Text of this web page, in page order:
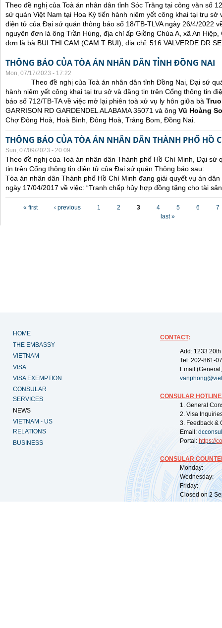
Theo đề nghị của Toà án nhân dân tỉnh Sóc Trăng tại công văn số
sứ quán Việt Nam tại Hoa Kỳ tiến hành niêm yết công khai tại trụ sở
điện tử của Đại sứ quán thông báo số 18/TB-TLVA ngày 26/4/2022
nguyên đơn là ông Trần Hùng, địa chỉ ấp Giồng Chùa A, xã An
đơn là bà BUI THI CAM (CAM T BUI), địa chỉ: 516 VALVERDE DR
THÔNG BÁO CỦA TÒA ÁN NHÂN DÂN TỈNH ĐỒNG NAI
Mon, 07/17/2023 - 17:22
Theo đề nghị của Toà án nhân dân tỉnh Đồng Nai, Đại sứ
hành niêm yết công khai tại trụ sở và đăng tin trên Cổng thông tin
báo số 712/TB-TA về việc mở lại phiên toà xử vụ ly hôn giữa bà
GARRISON RD GARDENDEL ALABAMA 35071 và ông Vũ Hoàng
Chợ Đông Hoà, Hoà Bình, Đông Hoà, Trảng Bom, Đồng Nai.
THÔNG BÁO CỦA TÒA ÁN NHÂN DÂN THÀNH PHỐ HỒ
Sun, 07/09/2023 - 20:09
Theo đề nghị của Toà án nhân dân Thành phố Hồ Chí Minh, Đại sứ
tin trên Cổng thông tin điện tử của Đại sứ quán Thông báo sau:
Tòa án nhân dân Thành phố Hồ Chí Minh đang giải quyết vụ án
ngày 17/04/2017 về việc: “Tranh chấp hủy hợp đồng tặng cho tài
« first ‹ previous 1 2 3 4 5 6
7
last »
HOME
THE EMBASSY
VIETNAM
VISA
VISA EXEMPTION
CONSULAR
SERVICES
NEWS
VIETNAM - US
RELATIONS
BUSINESS
CONTACT:
Add: 1233
Tel: 202-861-
Email
CONSULAR
1. General
2. Visa
3. Feedback &
Email:
Portal: https://
CONSULAR
Monday:
Wednesday:
Friday:
Closed on 2